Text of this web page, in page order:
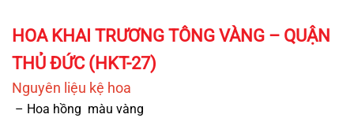
HOA KHAI TRƯƠNG TÔNG VÀNG – QUẬN
THỦ ĐỨC (HKT-27)
Nguyên liệu kệ hoa
– Hoa hồng màu vàng